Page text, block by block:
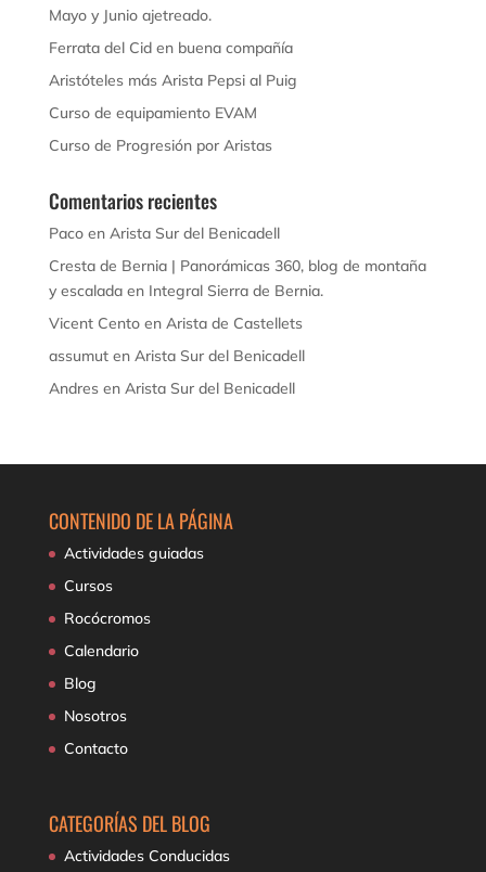
Mayo y Junio ajetreado.
Ferrata del Cid en buena compañía
Aristóteles más Arista Pepsi al Puig
Curso de equipamiento EVAM
Curso de Progresión por Aristas
Comentarios recientes
Pacoen Arista Sur del Benicadell
Cresta de Bernia | Panorámicas 360, blog de montaña
y escaladaen Integral Sierra de Bernia.
Vicent Centoen Arista de Castellets
assumuten Arista Sur del Benicadell
Andresen Arista Sur del Benicadell
CONTENIDO DE LA PÁGINA
Actividades guiadas
Cursos
Rocócromos
Calendario
Blog
Nosotros
Contacto
CATEGORÍAS DEL BLOG
Actividades Conducidas